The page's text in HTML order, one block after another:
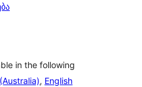
in the following
, English